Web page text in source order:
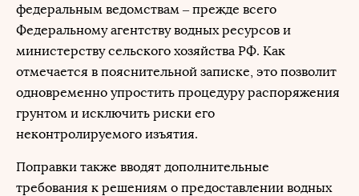
федеральным ведомствам – прежде всего
Федеральному агентству водных ресурсов и
министерству сельского хозяйства РФ. Как
отмечается в пояснительной записке, это позволит
одновременно упростить процедуру распоряжения
грунтом и исключить риски его
неконтролируемого изъятия.
Поправки также вводят дополнительные
требования к решениям о предоставлении водных